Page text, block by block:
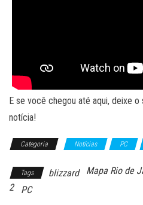
E se você chegou até aqui, deixe
notícia!
Categoria Notícias PC
Tags blizzard Mapa Rio de
2
PC